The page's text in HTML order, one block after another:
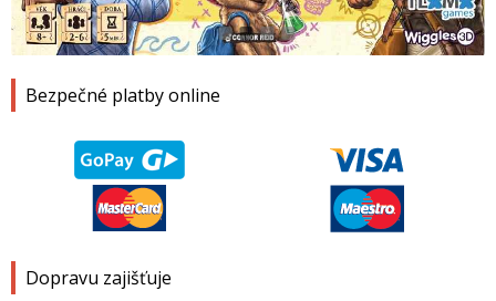
Bezpečné platby online
Dopravu zajišťuje